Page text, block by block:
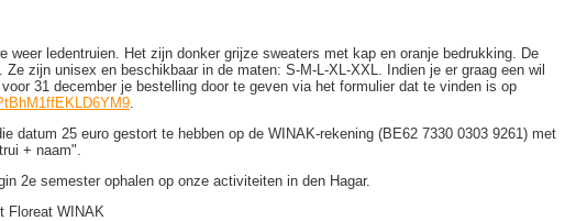
weer ledentruien. Het zijn donker grijze sweaters met kap en oranje bedrukking. De
Ze zijn unisex en beschikbaar in de maten: S-M-L-XL-XXL. Indien je er graag een wil
31 december je bestelling door te geven via het formulier dat te vinden is op
.
datum 25 euro gestort te hebben op de WINAK-rekening (BE62 7330 0303 9261) met
+ naam".
2e semester ophalen op onze activiteiten in den Hagar.
Floreat WINAK